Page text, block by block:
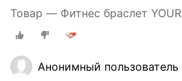
Товар — Фитнес браслет YOUR
Анонимный пользователь